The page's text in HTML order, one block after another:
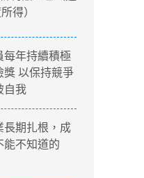
得）
每年持續積極
獎 以保持競爭
自我
長期扎根，成
能不知道的